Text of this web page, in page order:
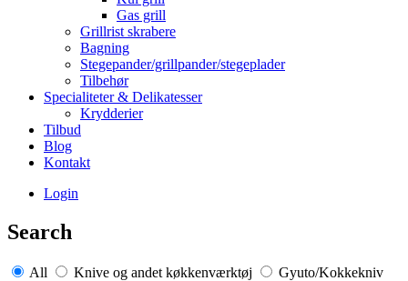
Gas grill
Grillrist skrabere
Bagning
Stegepander/grillpander/stegeplader
Tilbehør
Specialiteter & Delikatesser
Krydderier
Tilbud
Blog
Kontakt
Login
Search
All Knive og andet køkkenværktøj
Gyuto/Kokkekniv